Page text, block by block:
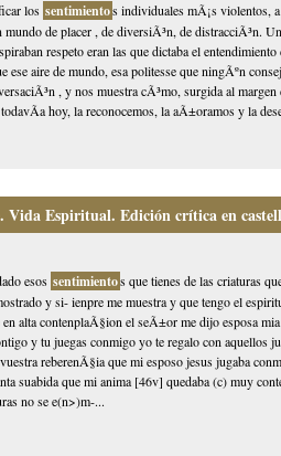
los sentimientos individuales mÃ¡s violentos,
mundo de placer , de diversiÃ³n, de distracciÃ³n.
respeto eran las que dictaba el
ese aire de mundo, esa politesse que ningÃºn
, y nos muestra cÃ³mo, surgida al
hoy, la reconocemos, la aÃ±oramos y la
Vida Espiritual. Edición crítica en
esos sentimientos que tienes de las criaturas
y si- ienpre me muestra y que tengo el
alta contenplaÃ§ion el seÃ±or me dijo esposa
y tu juegas conmigo yo te regalo con aquellos
reberenÃ§ia que mi esposo jesus jugaba
suabida que mi anima [46v] quedaba (c) muy
no se e(n>)m-...